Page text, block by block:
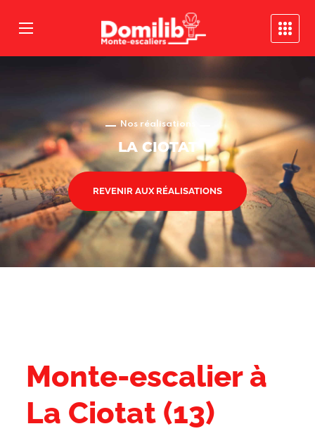
Nos réalisations
LA CIOTAT
REVENIR AUX RÉALISATIONS
Monte-escalier à
La Ciotat (13)